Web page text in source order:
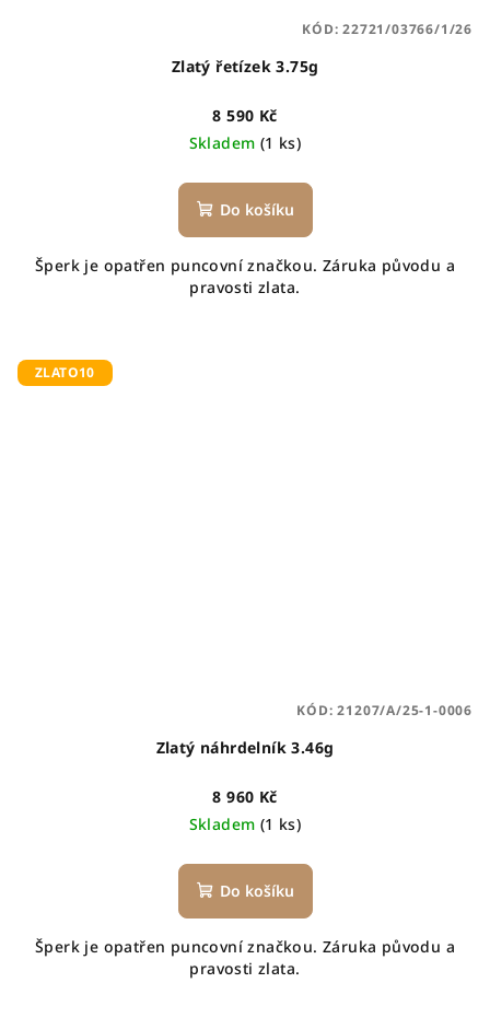
Zlatý řetízek 3.75g
8 590 Kč
Skladem (1 ks)
Do košíku
Šperk je opatřen puncovní značkou. Záruka původu a
pravosti zlata.
KÓD:22721/03766/1/26
ZLATO10
Zlatý náhrdelník 3.46g
8 960 Kč
Skladem (1 ks)
Do košíku
Šperk je opatřen puncovní značkou. Záruka původu a
pravosti zlata.
KÓD:21207/A/25-1-0006